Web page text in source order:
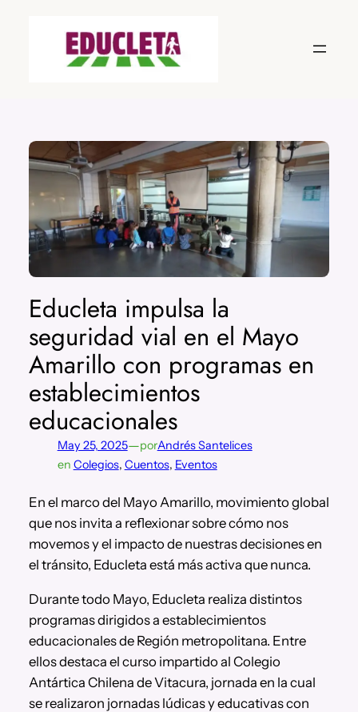
Educleta impulsa la
seguridad vial en el Mayo
Amarillo con programas en
establecimientos
educacionales
May 25, 2025—porAndrés Santelices
en Colegios, Cuentos, Eventos
En el marco del Mayo Amarillo, movimiento global
que nos invita a reflexionar sobre cómo nos
movemos y el impacto de nuestras decisiones en
el tránsito, Educleta está más activa que nunca.
Durante todo Mayo, Educleta realiza distintos
programas dirigidos a establecimientos
educacionales de Región metropolitana. Entre
ellos destaca el curso impartido al Colegio
Antártica Chilena de Vitacura, jornada en la cual
se realizaron jornadas lúdicas y educativas con